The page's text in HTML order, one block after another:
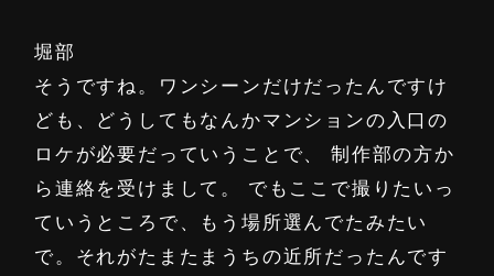
堀部
そうですね。ワンシーンだけだったんですけ
ども、どうしてもなんかマンションの入口の
ロケが必要だっていうことで、 制作部の方か
ら連絡を受けまして。 でもここで撮りたいっ
ていうところで、もう場所選んでたみたい
で。それがたまたまうちの近所だったんです